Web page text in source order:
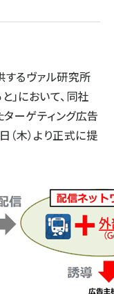
するヴァル研究所
」において、同社
ーゲティング広告
（木）より正式に提